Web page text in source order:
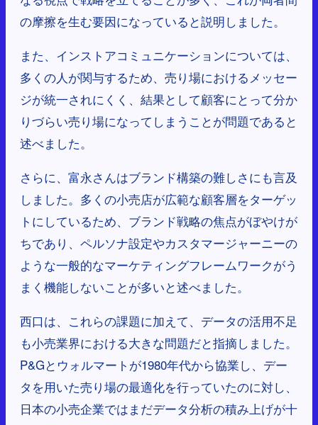
の摩擦を生む要因になっていると説明しました。
また、インストアコミュニケーションについては、
多くの人が関与するため、売り場におけるメッセー
ジが統一されにくく、結果として顧客にとって分か
りづらい売り場になってしまうことが問題であると
述べました。
さらに、富永さんはブランド構築の難しさにも言及
しました。多くの小売店が広範な顧客層をターゲッ
トにしているため、ブランド戦略の焦点がぼやけが
ちであり、ペルソナ設定やカスタマージャーニーの
ような一般的なマーケティングフレームワークがう
まく機能しないことが多いと述べました。
西口は、これらの課題に加えて、データの活用不足
も小売業界における大きな問題だと指摘しました。
P&Gとウォルマートが1980年代から協業し、デー
タを用いた売り場の最適化を行っていたのに対し、
日本の小売企業ではまだデータ分析の積み上げが十